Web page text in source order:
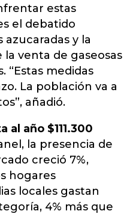
estas
el debatido
y la
venta de gaseosas
“Estas medidas
La población va a
añadió.
al año $111.300
la presencia de
creció 7%,
hogares
locales gastan
4% más que